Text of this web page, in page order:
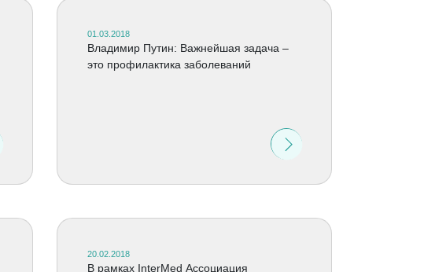
01.03.2018
Владимир Путин: Важнейшая задача –
это профилактика заболеваний
20.02.2018
В рамках InterMed Ассоциация